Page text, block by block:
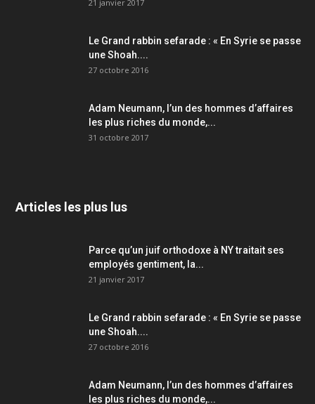
21 janvier 2017
Le Grand rabbin sefarade : « En Syrie se passe
une Shoah....
27 octobre 2016
Adam Neumann, l’un des hommes d’affaires
les plus riches du monde,...
31 octobre 2017
Articles les plus lus
Parce qu’un juif orthodoxe à NY traitait ses
employés gentiment, la...
21 janvier 2017
Le Grand rabbin sefarade : « En Syrie se passe
une Shoah....
27 octobre 2016
Adam Neumann, l’un des hommes d’affaires
les plus riches du monde,...